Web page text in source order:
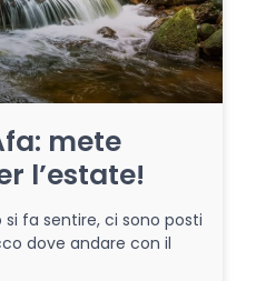
mete
l’estate!
fa sentire, ci sono posti
dove andare con il